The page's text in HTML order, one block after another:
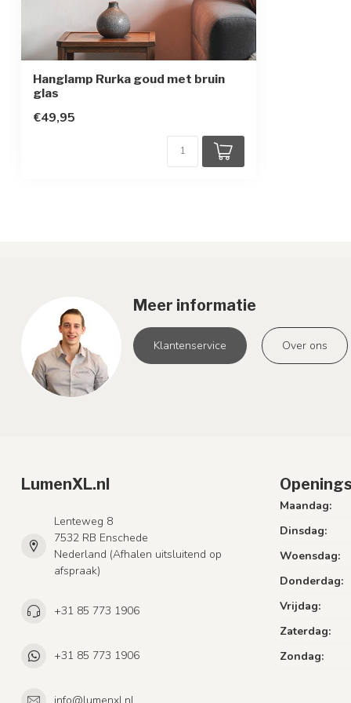
Hanglamp Rurka goud met bruin
glas
€49,95
Meer informatie
Klantenservice Over ons
LumenXL.nl
Lenteweg 8
7532 RB Enschede
Nederland (Afhalen uitsluitend op
afspraak)
+31 85 773 1906
+31 85 773 1906
Maandag:
Dinsdag:
Woensdag:
Donderdag:
Vrijdag:
Zaterdag:
Zondag: